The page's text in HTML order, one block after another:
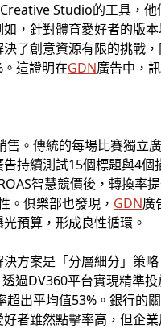
Studio的工具，
，針對體育愛好者的版
了創意資源有限的挑戰
這證明在GDN廣告中，
。傳統的每場比賽獨立
持續測試15個標題與4個
智慧競價後，轉換率
。俱樂部也發現， GDN廣
預算，形成良性循環。
方案是「分層細分」策
過DV360平台實現精準
出平均值53%。銀行的
者雖然點擊率高，但企